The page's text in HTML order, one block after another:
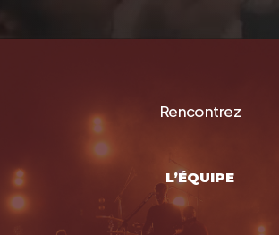
Rencontrez
L’ÉQUIPE